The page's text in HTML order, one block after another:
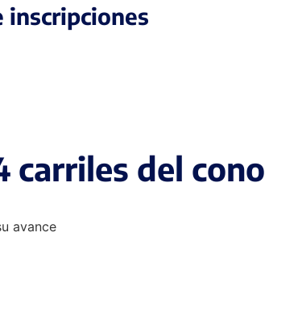
inscripciones
carriles del cono
avance